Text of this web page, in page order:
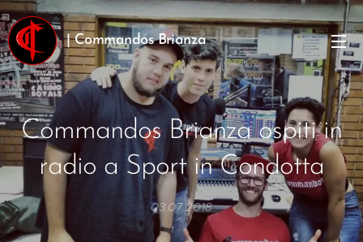
| Commandos Brianza
Commandos Brianza ospiti in
radio a Sport in Condotta
03.07.2018